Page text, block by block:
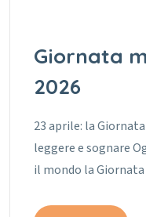
Giornata
2026
23 aprile: la
leggere e sognare
il mondo la